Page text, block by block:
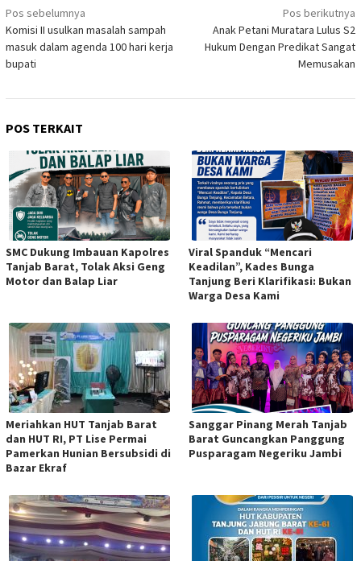
Navigasi
pos
Pos sebelumnya
Komisi II usulkan masalah sampah
masuk dalam agenda 100 hari kerja
bupati
Pos berikutnya
Anak Petani Muratara Lulus S2
Hukum Dengan Predikat Sangat
Memusakan
POS TERKAIT
SMC Dukung Imbauan Kapolres
Tanjab Barat, Tolak Aksi Geng
Motor dan Balap Liar
Viral Spanduk “Mencari
Keadilan”, Kades Bunga
Tanjung Beri Klarifikasi: Bukan
Warga Desa Kami
Meriahkan HUT Tanjab Barat
dan HUT RI, PT Lise Permai
Pamerkan Hunian Bersubsidi di
Bazar Ekraf
Sanggar Pinang Merah Tanjab
Barat Guncangkan Panggung
Pusparagam Negeriku Jambi